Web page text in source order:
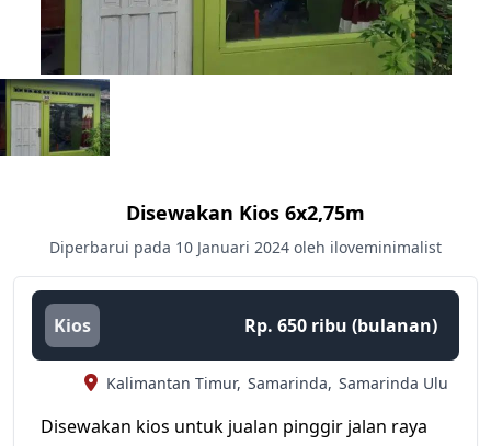
Disewakan Kios 6x2,75m
Diperbarui pada 10 Januari 2024 oleh iloveminimalist
Kios Rp. 650 ribu (bulanan)
Kalimantan Timur, Samarinda, Samarinda Ulu
Disewakan kios untuk jualan pinggir jalan raya